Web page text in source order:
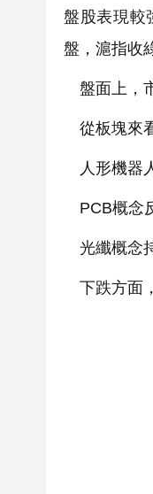
盤股表現較
盤，滬指收
盤面上，
從板塊來
人形機器
PCB概念
光纖概念
下跌方面